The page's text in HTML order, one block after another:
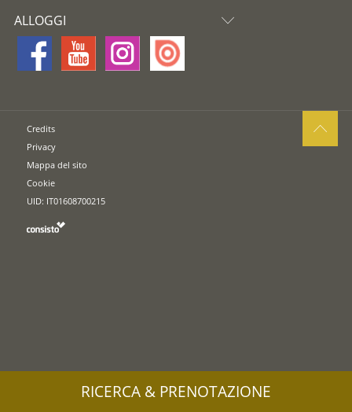
ALLOGGI
Credits
Privacy
Mappa del sito
Cookie
UID: IT01608700215
RICERCA & PRENOTAZIONE